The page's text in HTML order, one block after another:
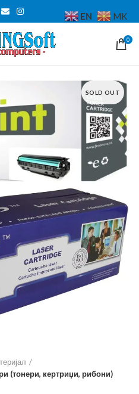
0
SOLD OUT
(тонери, кертриџи, рибони)
EN MK